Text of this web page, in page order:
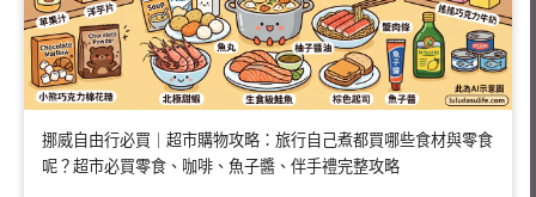
挪威自由行必買｜超市購物攻略：旅行自己煮都買哪些食材與零食
呢？超市必買零食、咖啡、魚子醬、伴手禮完整攻略